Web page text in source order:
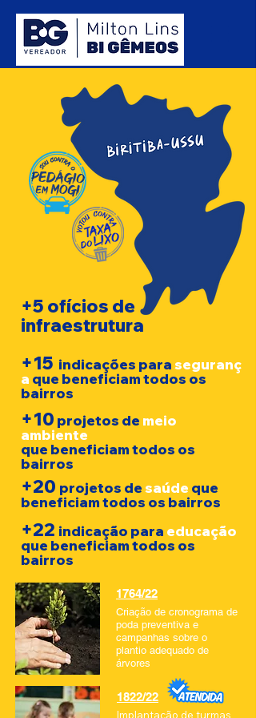
+5 ofícios de
infraestrutura
+15 indicações paraseguranç
a que beneficiam todos os
bairros
+10 projetos de meio
ambiente
que beneficiam todos os
bairros
+20 projetos desaúde que
beneficiam todos os bairros
+22 indicação para educação
que beneficiam todos os
bairros
1764/22
Criação de cronograma de
poda preventiva e
campanhas sobre o
plantio adequado de
árvores
1822/22
Implantação de turmas